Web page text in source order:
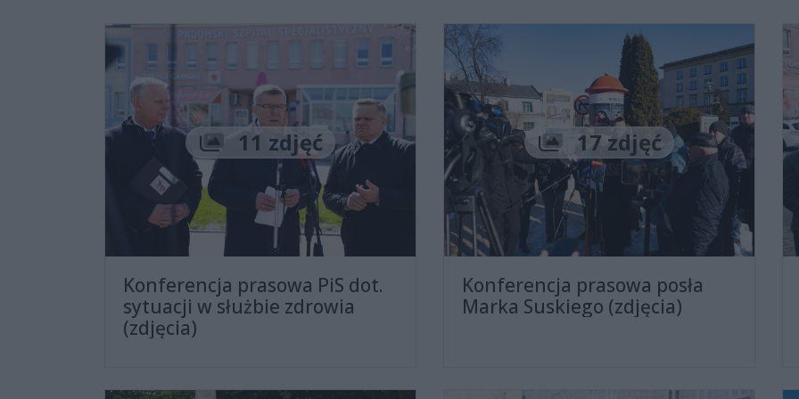
Liczba zdjęć
11 zdjęć
Konferencja prasowa PiS dot.
sytuacji w służbie zdrowia
(zdjęcia)
Liczba zdjęć
17 zdjęć
Konferencja prasowa posła
Marka Suskiego (zdjęcia)